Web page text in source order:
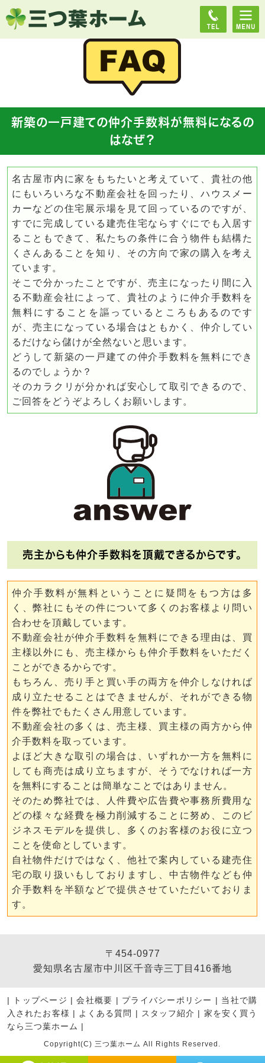
新築の一戸建ての仲介手数料が無料になるの
はなぜ？
名古屋市内に家をもちたいと考えていて、貴社の他
にもいろいろな不動産会社を回ったり、ハウスメー
カーなどの住宅展示場を見て回っているのですが、
すでに完成している建売住宅ならすぐにでも入居す
ることもできて、私たちの条件に合う物件も結構た
くさんあることを知り、その方向で家の購入を考え
ています。
そこで分かったことですが、売主になったり間に入
る不動産会社によって、貴社のように仲介手数料を
無料にすることを謳っているところもあるのです
が、売主になっている場合はともかく、仲介してい
るだけなら儲けが全然ないと思います。
どうして新築の一戸建ての仲介手数料を無料にでき
るのでしょうか？
そのカラクリが分かれば安心して取引できるので、
ご回答をどうぞよろしくお願いします。
売主からも仲介手数料を頂戴できるからです。
仲介手数料が無料ということに疑問をもつ方は多
く、弊社にもその件について多くのお客様より問い
合わせを頂戴しています。
不動産会社が仲介手数料を無料にできる理由は、買
主様以外にも、売主様からも仲介手数料をいただく
ことができるからです。
もちろん、売り手と買い手の両方を仲介しなければ
成り立たせることはできませんが、それができる物
件を弊社でもたくさん用意しています。
不動産会社の多くは、売主様、買主様の両方から仲
介手数料を取っています。
よほど大きな取引の場合は、いずれか一方を無料に
しても商売は成り立ちますが、そうでなければ一方
を無料にすることは簡単なことではありません。
そのため弊社では、人件費や広告費や事務所費用な
どの様々な経費を極力削減することに努め、このビ
ジネスモデルを提供し、多くのお客様のお役に立つ
ことを使命としています。
自社物件だけではなく、他社で案内している建売住
宅の取り扱いもしておりますし、中古物件なども仲
介手数料を半額などで提供させていただいておりま
す。
〒454-0977
愛知県名古屋市中川区千音寺三丁目416番地
| トップページ |会社概要 | プライバシーポリシー | 当社で購
入されたお客様 | よくある質問 | スタッフ紹介 | 家を安く買う
なら三つ葉ホーム |
Copyright(C) 三つ葉ホーム All Rights Reserved.